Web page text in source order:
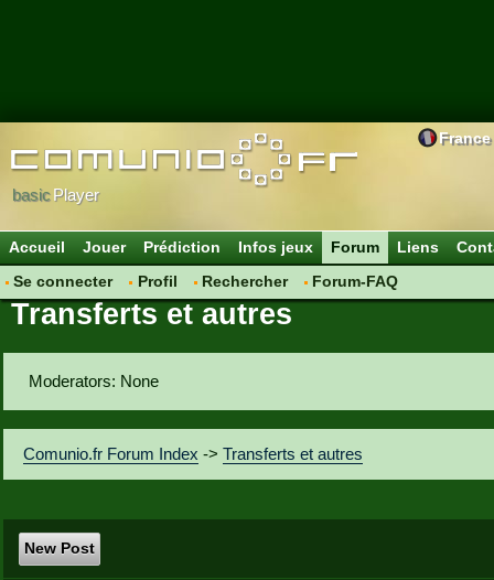
France
basicPlayer
Accueil Jouer Prédiction Infos jeux
Forum
Se connecter
Profil Rechercher Forum-FAQ
Liens
Transferts et autres
Moderators: None
Comunio.fr Forum Index ->Transferts et autres
New Post